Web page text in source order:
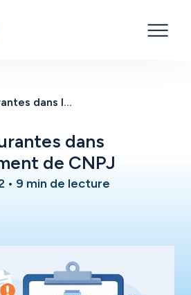
8 erreurs courantes dans l'enregistrement de CNPJ
dans
de CNPJ
• 9 min de lecture